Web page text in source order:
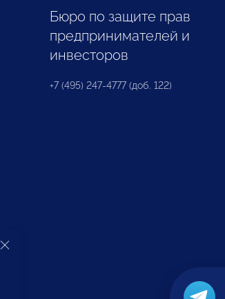
Бюро по защите прав
предпринимателей и
инвесторов
+7 (495) 247-4777 (доб. 122)